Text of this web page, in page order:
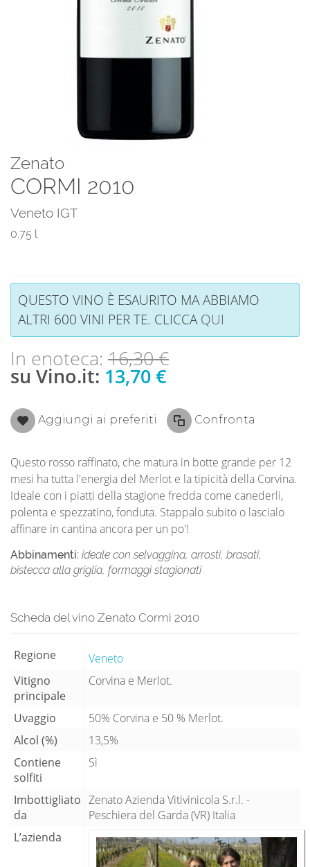
Zenato
CORMI 2010
Veneto IGT
0.75 l
QUESTO VINO È ESAURITO MA ABBIAMO
ALTRI 600 VINI PER TE. CLICCAQUI
In enoteca: 16,30 €
su Vino.it: 13,70 €
Aggiungi ai preferiti Confronta
Questo rosso raffinato, che matura in botte grande per 12
mesi ha tutta l'energia del Merlot e la tipicità della Corvina.
Ideale con i piatti della stagione fredda come canederli,
polenta e spezzatino, fonduta. Stappalo subito o lascialo
affinare in cantina ancora per un po'!
Abbinamenti: ideale con selvaggina, arrosti, brasati,
bistecca alla griglia, formaggi stagionati
Scheda del vino Zenato Cormi 2010
Regione
Veneto
Vitigno
principale
Corvina e Merlot.
Uvaggio
50% Corvina e 50 % Merlot.
Alcol (%)
13,5%
Contiene
solfiti
Sì
Imbottigliato
da
Zenato Azienda Vitivinicola S.r.l. -
Peschiera del Garda (VR) Italia
L’azienda